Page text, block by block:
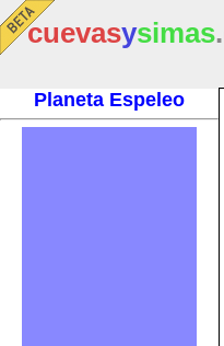
cuevasysimas
Planeta Espeleo